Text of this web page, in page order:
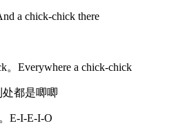
a chick-chick there
。Everywhere a chick-chick
都是唧唧
E-I-E-I-O